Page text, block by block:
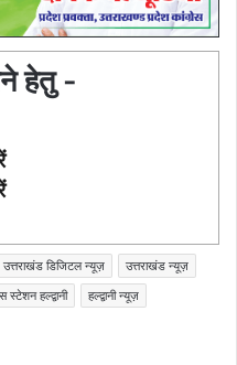
हेतु -
उत्तराखंड डिजिटल न्यूज़
उत्तराखंड न्यूज़
स्टेशन हल्द्वानी
हल्द्वानी न्यूज़